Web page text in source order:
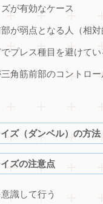
が有効なケース
が弱点となる人（相
プレス種目を避けてい
角筋前部のコントロ
ズ（ダンベル）の方法
ズの注意点
識して行う